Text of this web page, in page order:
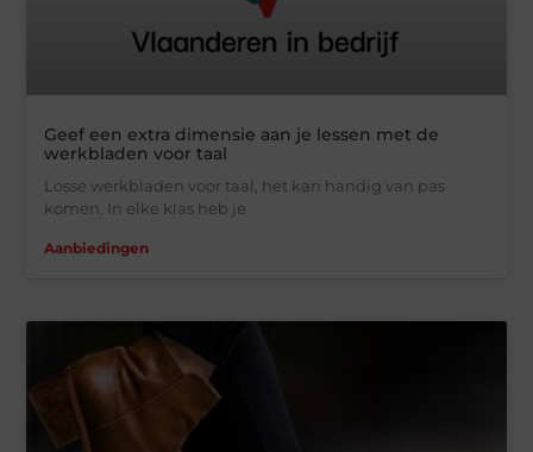
Geef een extra dimensie aan je lessen met de
werkbladen voor taal
Losse werkbladen voor taal, het kan handig van pas
komen. In elke klas heb je
Aanbiedingen